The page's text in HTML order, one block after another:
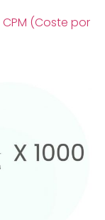
CPM (Coste por